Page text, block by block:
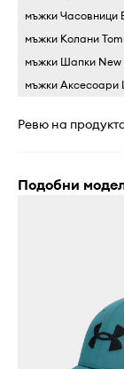
мъжки Часовници
мъжки Колани
мъжки Шапки New
мъжки Аксесоари
Ревю на
Подобни